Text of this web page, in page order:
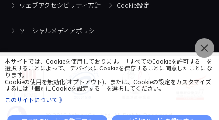
ウェブアクセシビリティ方針 Cookie設定
ソーシャルメディアポリシー
© 2018 Artner Co., Ltd. All Rights Reserved.
本サイトでは、Cookieを使用しております。「すべてのCookieを許可する」を
選択することによって、 デバイスにCookieを保存することに同意したことにな
ります。
Cookieの使用を無効化(オプトアウト)、または、Cookieの設定をカスタマイズ
するには「個別にCookieを設定する」を選択してください。
このサイトについて 》